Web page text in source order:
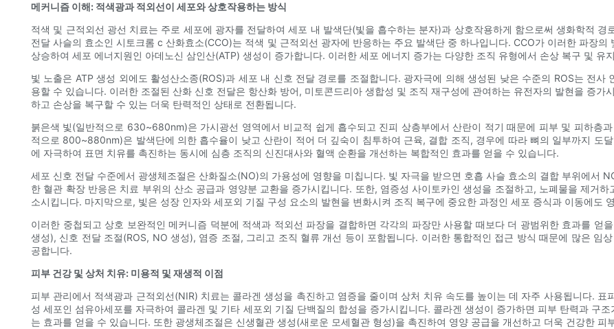
메커니즘 이해: 적색광과 적외선이 세포와 상호작용하는 방식
적색 및 근적외선 광선 치료는 주로 세포에 광자를 전달하여 세포 내 발색단(빛을 흡수하는 분자)과 상호작용하게 함으로써 생화학적
전달 사슬의 효소인 시토크롬 c 산화효소(CCO)는 적색 및 근적외선 광자에 반응하는 주요 발색단 중 하나입니다. CCO가 이러한 파장
상승하여 세포 에너지원인 아데노신 삼인산(ATP) 생성이 증가합니다. 이러한 세포 에너지 증가는 다양한 조직 유형에서 손상 복구 및 유
빛 노출은 ATP 생성 외에도 활성산소종(ROS)과 세포 내 신호 전달 경로를 조절합니다. 광자극에 의해 생성된 낮은 수준의 ROS는 전
용할 수 있습니다. 이러한 조절된 산화 신호 전달은 항산화 방어, 미토콘드리아 생합성 및 조직 재구성에 관여하는 유전자의 발현을 증가
하고 손상을 복구할 수 있는 더욱 탄력적인 상태로 전환됩니다.
붉은색 빛(일반적으로 630~680nm)은 가시광선 영역에서 비교적 쉽게 흡수되고 진피 상층부에서 산란이 적기 때문에 피부 및 피하층
적으로 800~880nm)은 발색단에 의한 흡수율이 낮고 산란이 적어 더 깊숙이 침투하여 근육, 결합 조직, 경우에 따라 뼈의 일부까지 도
에 자극하여 표면 치유를 촉진하는 동시에 심층 조직의 신진대사와 혈액 순환을 개선하는 복합적인 효과를 얻을 수 있습니다.
세포 신호 전달 수준에서 광생체조절은 산화질소(NO)의 가용성에 영향을 미칩니다. 빛 자극을 받으면 호흡 사슬 효소의 결합 부위에서
한 혈관 확장 반응은 치료 부위의 산소 공급과 영양분 교환을 증가시킵니다. 또한, 염증성 사이토카인 생성을 조절하고, 노폐물을 제거
소시킵니다. 마지막으로, 빛은 성장 인자와 세포외 기질 구성 요소의 발현을 변화시켜 조직 복구에 중요한 과정인 세포 증식과 이동에도
이러한 중첩되고 상호 보완적인 메커니즘 덕분에 적색과 적외선 파장을 결합하면 각각의 파장만 사용할 때보다 더 광범위한 효과를 얻
생성), 신호 전달 조절(ROS, NO 생성), 염증 조절, 그리고 조직 혈류 개선 등이 포함됩니다. 이러한 통합적인 접근 방식 때문에 많은 임
공합니다.
피부 건강 및 상처 치유: 미용적 및 재생적 이점
피부 관리에서 적색광과 근적외선(NIR) 치료는 콜라겐 생성을 촉진하고 염증을 줄이며 상처 치유 속도를 높이는 데 자주 사용됩니다.
성 세포인 섬유아세포를 자극하여 콜라겐 및 기타 세포외 기질 단백질의 합성을 증가시킵니다. 콜라겐 생성이 증가하면 피부 탄력과 구
는 효과를 얻을 수 있습니다. 또한 광생체조절은 신생혈관 생성(새로운 모세혈관 형성)을 촉진하여 영양 공급을 개선하고 더욱 건강한 피